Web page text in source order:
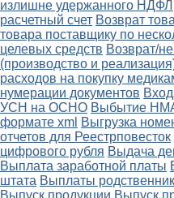
излишне удержанного НДФЛ
расчетный счет Возврат
товара поставщику по
целевых средств Возврат/
(производство и
расходов на покупку
нумерации документов
УСН на ОСНО Выбытие
формате xml Выгрузка
отчетов для Реестрповесток
цифрового рубля Выдача
Выплата заработной платы
штата Выплаты
Выпуск продукции Выпуск